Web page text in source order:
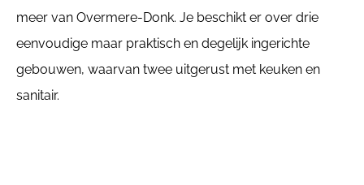
meer van Overmere-Donk. Je beschikt er over drie
eenvoudige maar praktisch en degelijk ingerichte
gebouwen, waarvan twee uitgerust met keuken en
sanitair.